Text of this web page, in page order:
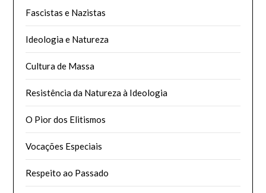
Fascistas e Nazistas
Ideologia e Natureza
Cultura de Massa
Resistência da Natureza à Ideologia
O Pior dos Elitismos
Vocações Especiais
Respeito ao Passado